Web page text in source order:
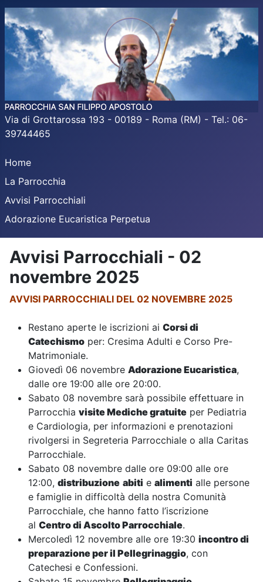
Via di Grottarossa 193 - 00189 - Roma (RM) - Tel.: 06-
39744465
Home
La Parrocchia
Avvisi Parrocchiali
Adorazione Eucaristica Perpetua
Avvisi Parrocchiali - 02
novembre 2025
AVVISI PARROCCHIALI DEL 02 NOVEMBRE 2025
Restano aperte le iscrizioni ai Corsi di
Catechismo per: Cresima Adulti e Corso Pre-
Matrimoniale.
Giovedì 06 novembre Adorazione Eucaristica,
dalle ore 19:00 alle ore 20:00.
Sabato 08 novembre sarà possibile effettuare in
Parrocchia visite Mediche gratuite per Pediatria
e Cardiologia, per informazioni e prenotazioni
rivolgersi in Segreteria Parrocchiale o alla Caritas
Parrocchiale.
Sabato 08 novembre dalle ore 09:00 alle ore
12:00, distribuzione abiti e alimenti alle persone
e famiglie in difficoltà della nostra Comunità
Parrocchiale, che hanno fatto l’iscrizione
al Centro di Ascolto Parrocchiale.
Mercoledì 12 novembre alle ore 19:30 incontro di
preparazione per il Pellegrinaggio, con
Catechesi e Confessioni.